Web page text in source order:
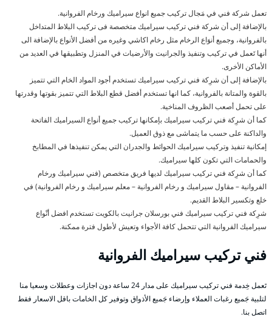
تعمل شركة فني في مَجال تركيب جميع انواع سيراميك ورخام الفروانية.
بالإضافة إلى أن شركة فني تركيب سيراميك متخصصة فى تركيب البلاط المتداخل
بالفروانية، وجميع أنوَاع الرخام مثل رخام اكاشي وغيره من أفضل الأنواع بالإضافة الى
أنها تَعمل في تركيب وتنفيذ والجرانيت والأرضيات في المنزل وتطبيقها في العديد من
الأماكن الأخرى.
بالإضافة إلى أن شرِكة فني تركيب سيراميك تستخدم أجود المواد الخام التي تتميز
بالقوة والمتانة بالفروانية، كما انها تستخدم أفضل قطع البلاط التي تتميز بقوتها وقدرتها
على تحمل أصعب الظروف المناخية.
كما أن شرِكة فني تركيب سيراميك بإمكانها تركيب جميع أنواع السيراميك الفاتحة
والداكنة على حسب ما يتماشى مع ذوق العميل.
إمكانية تنفيذ وتركيب سيراميك الحوائط والجدران التي يمكن تنفيذها في المطابخ
والحمامات التي تكون كلها سيراميك.
كما أن شرِكة فني تركيب سيراميك لديها فريق متخصص (فني سيراميك ورخام
الفروانية – مقاول سيراميك و رخام الفروانية – معلم سيراميك و رخام الفروانية) في
خلع وتكسير البلاط القديم.
شرِكة فني تركيب سيراميك فني بورسلان جرانيت بالكويت تستخدم افضل أنْواع
سيراميك الفروانية التي تتحمل كافة الأجواء وتعيش لأطول فترة ممكنة.
فني تركيب سيراميك الفروانية
تَعمل خِدمة فني تركيب سيراميك على مدار 24 ساعة دون اجازات وعطلات وسعيا منا
لتلبية جَميع رغبات العملاء وإرضاء جَميع الأذواق وتوفير كل الخامات باقل الاسعار فقط
اتصل بنا.